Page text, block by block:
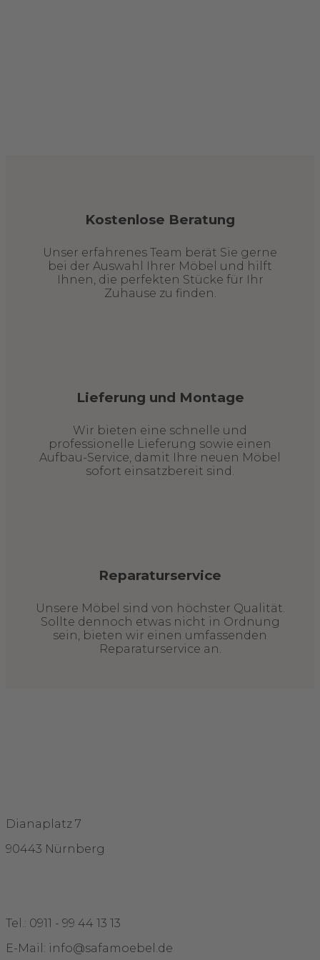
Kostenlose Beratung
Unser erfahrenes Team berät Sie gerne
bei der Auswahl Ihrer Möbel und hilft
Ihnen, die perfekten Stücke für Ihr
Zuhause zu finden.
Lieferung und Montage
Wir bieten eine schnelle und
professionelle Lieferung sowie einen
Aufbau-Service, damit Ihre neuen Möbel
sofort einsatzbereit sind.
Reparaturservice
Unsere Möbel sind von höchster Qualität.
Sollte dennoch etwas nicht in Ordnung
sein, bieten wir einen umfassenden
Reparaturservice an.
Dianaplatz 7
90443 Nürnberg
Tel.: 0911 - 99 44 13 13
E-Mail: info@safamoebel.de